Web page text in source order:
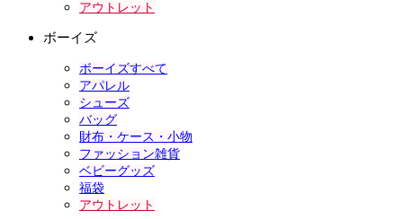
アウトレット
ボーイズ
ボーイズすべて
アパレル
シューズ
バッグ
財布・ケース・小物
ファッション雑貨
ベビーグッズ
福袋
アウトレット